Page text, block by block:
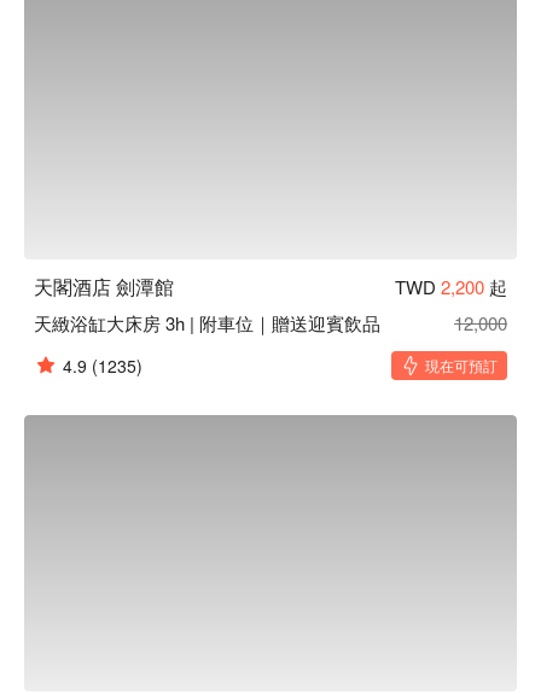
天閣酒店 劍潭館 TWD 2,200 起
天緻浴缸大床房 3h | 附車位｜贈送迎賓飲品
12,000
4.9 (1235) 現在可預訂